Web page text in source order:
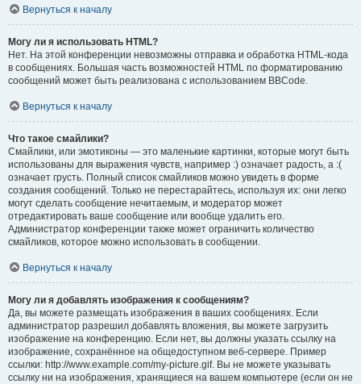
Вернуться к началу
Могу ли я использовать HTML?
Нет. На этой конференции невозможны отправка и обработка HTML-кода
в сообщениях. Большая часть возможностей HTML по форматированию
сообщений может быть реализована с использованием BBCode.
Вернуться к началу
Что такое смайлики?
Смайлики, или эмотиконы — это маленькие картинки, которые могут быть
использованы для выражения чувств, например :) означает радость, а :(
означает грусть. Полный список смайликов можно увидеть в форме
создания сообщений. Только не перестарайтесь, используя их: они легко
могут сделать сообщение нечитаемым, и модератор может
отредактировать ваше сообщение или вообще удалить его.
Администратор конференции также может ограничить количество
смайликов, которое можно использовать в сообщении.
Вернуться к началу
Могу ли я добавлять изображения к сообщениям?
Да, вы можете размещать изображения в ваших сообщениях. Если
администратор разрешил добавлять вложения, вы можете загрузить
изображение на конференцию. Если нет, вы должны указать ссылку на
изображение, сохранённое на общедоступном веб-сервере. Пример
ссылки: http://www.example.com/my-picture.gif. Вы не можете указывать
ссылку ни на изображения, хранящиеся на вашем компьютере (если он не